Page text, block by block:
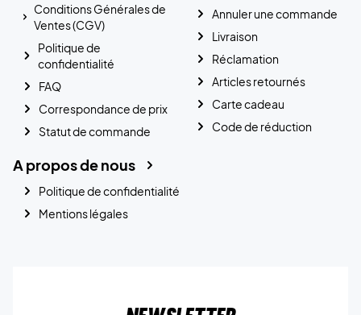
Conditions Générales de
Ventes (CGV)
Politique de
confidentialité
FAQ
Correspondance de prix
Statut de commande
Annuler une commande
Livraison
Réclamation
Articles retournés
Carte cadeau
Code de réduction
A propos de nous
Politique de confidentialité
Mentions légales